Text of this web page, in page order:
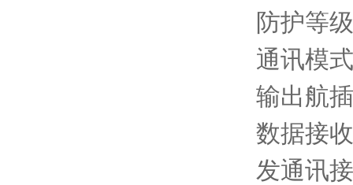
防护等
通讯模
输出航
数据接
发通讯